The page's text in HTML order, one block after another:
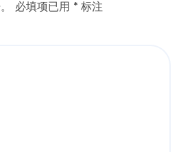
必填项已用 * 标注